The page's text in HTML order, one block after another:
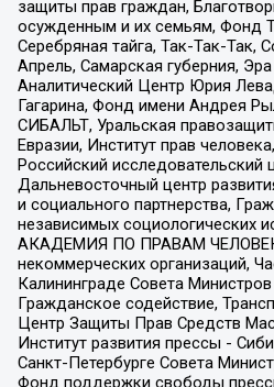
защиты прав граждан,
осужденным и их семьям, Фонд
Серебряная тайга, Так-Так-Так,
Апрель, Самарская губерния,
Аналитический Центр Юрия
Гагарина, Фонд имени Андрея
СИБАЛЬТ, Уральская
Евразии, Институт прав
Российский исследовательский
Дальневосточный центр
и социального партнерства,
независимых социологических
АКАДЕМИЯ ПО ПРАВАМ
некоммерческих организаций,
Калининграде Совета
Гражданское содействие,
Центр Защиты Прав Средств
Институт развития прессы -
Санкт-Петербурге Совета
Фонд поддержки свободы